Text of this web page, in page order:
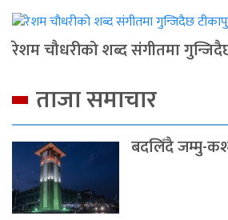
रेशम चौधरीको शब्द संगीतमा
ताजा समाचार
बदलिँदै जम्मु-